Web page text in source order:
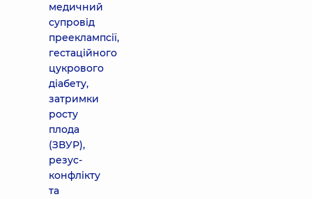
медичний
супровід
прееклампсії,
гестаційного
цукрового
діабету,
затримки
росту
плода
(ЗВУР),
резус-
конфлікту
та